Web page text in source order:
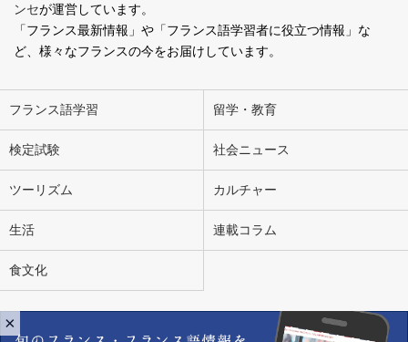
ンセが運営しています。
「フランス最新情報」や「フランス語学習者に役立つ情報」な
ど、様々なフランスの今をお届けしています。
フランス語学習 留学・教育
検定試験 社会ニュース
ツーリズム カルチャー
生活 連載コラム
食文化
ライター募集
×